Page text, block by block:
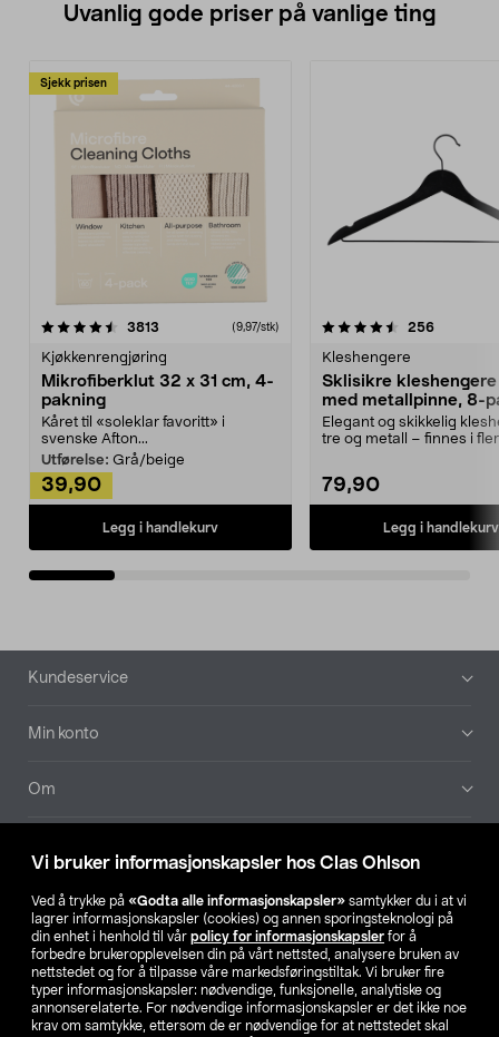
Vi bruker informasjonskapsler hos Clas Ohlson
Ved å trykke på «Godta alle informasjonskapsler» samtykker du i at vi
lagrer informasjonskapsler (cookies) og annen sporingsteknologi på
din enhet i henhold til vår policy for informasjonskapsler for å
forbedre brukeropplevelsen din på vårt nettsted, analysere bruken av
nettstedet og for å tilpasse våre markedsføringstiltak. Vi bruker fire
typer informasjonskapsler: nødvendige, funksjonelle, analytiske og
annonserelaterte. For nødvendige informasjonskapsler er det ikke noe
krav om samtykke, ettersom de er nødvendige for at nettstedet skal
Uvanlig gode priser på vanlige ting
Sjekk prisen
3813 anmeldelser(9,97/stk)
Kjøkkenrengjøring
Mikrofiberklut 32 x 31 cm, 4-
pakning
Kåret til «soleklar favoritt» i
svenske Afton...
Utførelse: Grå/beige
39,90
Legg i handlekurv
4.5av 5 stjerner 256
Kleshengere
Sklisikre
med metallpinne, 8-
Elegant og skikkelig
tre og metall – finnes i
79,90
Legg i handlekurv
4.5av 5 stjerner
Bunntekst
Kundeservice
Min konto
Om
Våre selskaper
Finn din butikk
SE NO FI